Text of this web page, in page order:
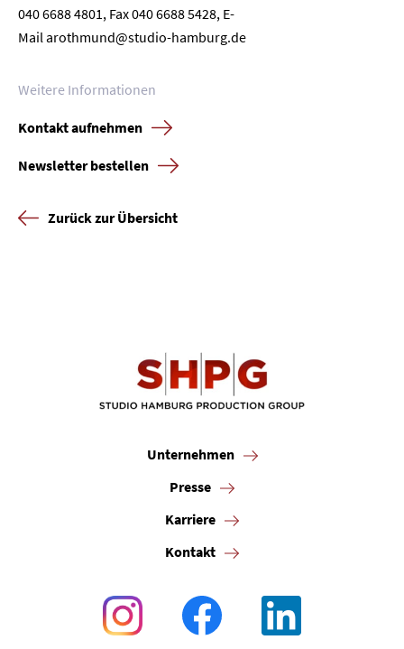
040 6688 4801, Fax 040 6688 5428, E-
Mailarothmund@studio-hamburg.de
Weitere Informationen
Kontakt aufnehmen
Newsletter bestellen
Zurück zur Übersicht
Unternehmen
Presse
Karriere
Kontakt